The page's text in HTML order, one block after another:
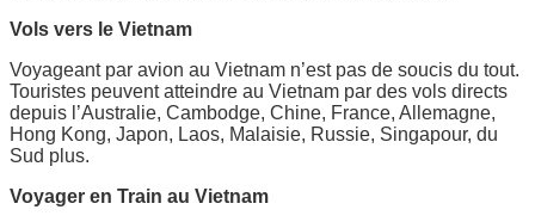
Vols vers le Vietnam
Voyageant par avion au Vietnam n’est pas de soucis du tout.
Touristes peuvent atteindre au Vietnam par des vols directs
depuis l’Australie, Cambodge, Chine, France, Allemagne,
Hong Kong, Japon, Laos, Malaisie, Russie, Singapour, du
Sud plus.
Voyager en Train au Vietnam